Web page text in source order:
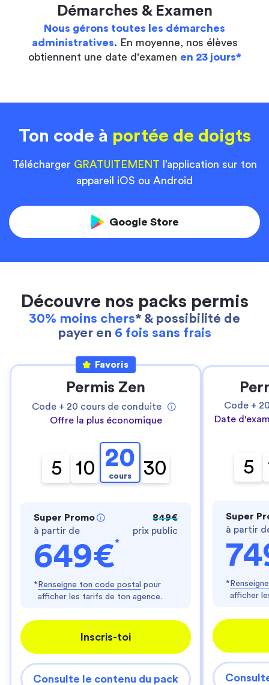
Démarches & Examen
Nous gérons toutes les démarches
administratives. En moyenne, nos élèves
obtiennent une date d'examen en 23 jours*
Ton code à portée de doigts
Télécharger GRATUITEMENT l’application sur ton
appareil iOS ou Android
Google Store
Découvre nos packs permis
30% moins chers* & possibilité de
payer en 6 fois sans frais
Favoris
Permis Zen
Code + 20 cours de conduite
Offre la plus économique
5 10 20
cours 30
Super Promo
à partir de
649€*
849€
prix public
* Renseigne ton code postal pour
afficher les tarifs de ton agence.
Inscris-toi
Consulte le contenu du pack
Code +
Date
5
Super
à partir
*
afficher